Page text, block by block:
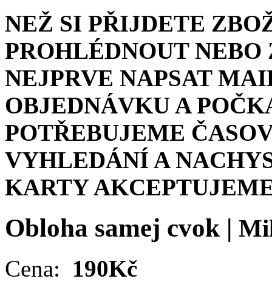
NEŽ SI PŘIJDETE
PROHLÉDNOUT
NEJPRVE NAPSAT
OBJEDNÁVKU A
POTŘEBUJEME
VYHLEDÁNÍ A
KARTY
Obloha samej cvok |
Cena: 190Kč